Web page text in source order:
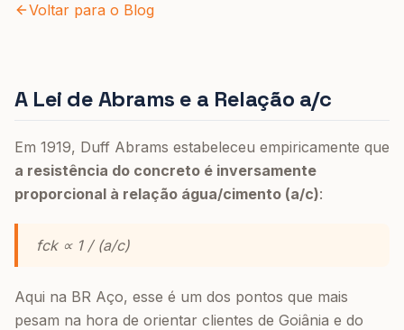
Voltar para o Blog
A Lei de Abrams e a Relação a/c
Em 1919, Duff Abrams estabeleceu empiricamente que
a resistência do concreto é inversamente
proporcional à relação água/cimento (a/c):
fck ∝ 1 / (a/c)
Aqui na BR Aço, esse é um dos pontos que mais
pesam na hora de orientar clientes de Goiânia e do